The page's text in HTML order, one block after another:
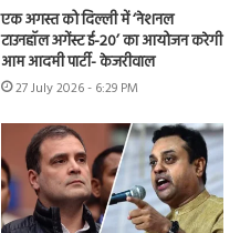
एक अगस्त को दिल्ली में ‘नेशनल
टाउनहॉल अगेंस्ट ई-20’ का आयोजन करेगी
आम आदमी पार्टी- केजरीवाल
27 July 2026 - 6:29 PM